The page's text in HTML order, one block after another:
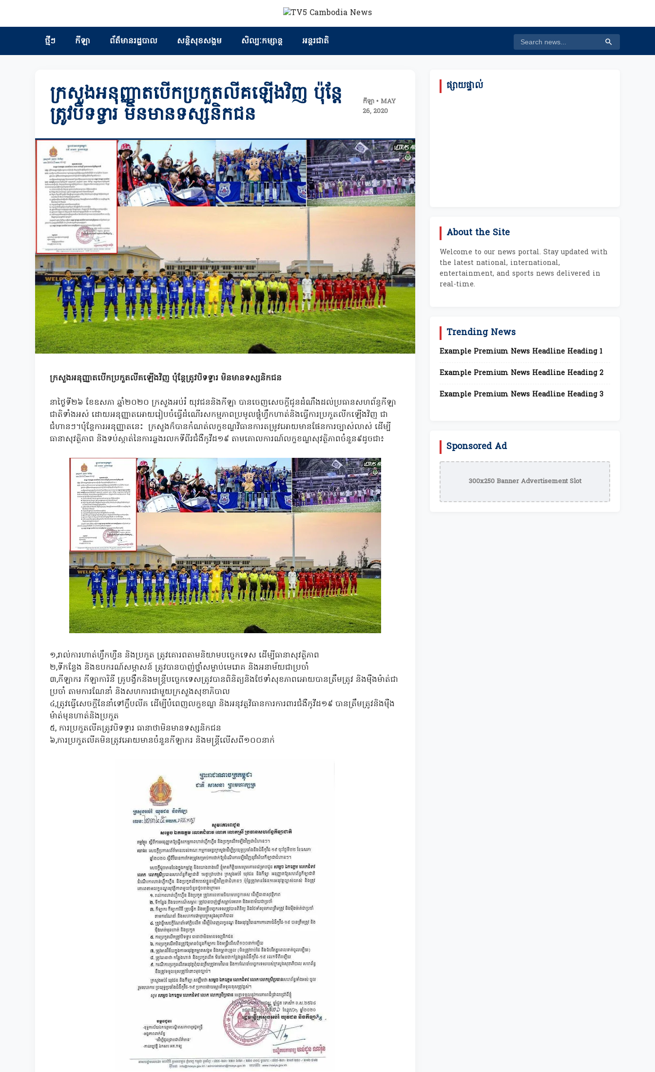
ថ្មីៗ កីឡា ព័ត៏មានរដ្ឋបាល សន្តិសុខសង្គម សិល្បៈកម្សាន្ត អន្តរជាតិ
ក្រសួងអនុញ្ញាតបើកប្រកួតលីគឡើងវិញ ប៉ុន្តែ
ត្រូវបិទទ្វារ មិនមានទស្សនិកជន
កីឡា • MAY
26, 2020
ក្រសួងអនុញ្ញាតបើកប្រកួតលីគឡើងវិញ ប៉ុន្តែត្រូវបិទទ្វារ មិនមានទស្សនិកជន
នាថ្ងៃទី២៦ ខែឧសភា ឆ្នាំ២០២០ ក្រសួងអប់រំ យុវជននិងកីឡា បានចេញសេចក្តីជូនដំណឹងដល់ប្រធានសហព័ន្ធកីឡា
ជាតិទាំងអស់ ដោយអនុញ្ញាតអោយរៀបចំធ្វើដំណើរសកម្មភាពប្រមូលផ្តុំហ្វឹកហាត់និងធ្វើការប្រកួតលីកឡើងវិញ ជា
ជំហានៗ។ប៉ុន្តែការអនុញ្ញាតនេះ ក្រសួងក៏បានកំណត់លក្ខខណ្ឌវិធានការតម្រូវអោយមានផែនការច្បាស់លាស់ ដើម្បី
ធានាសុវត្ថិភាព និងទប់ស្កាត់នៃការឆ្លងរលកទីពីរជំងឺកូវីដ១៩ តាមគោលការណ៍លក្ខខណ្ឌសុវត្ថិភាពចំនួន៩ដូចជា៖
១,រាល់ការហាត់ហ្វឹកហ្វឺន និងប្រកួត ត្រូវគោរពតាមនិយាមបច្ចេកទេស ដើម្បីធានាសុវត្ថិភាព
២,ទីកន្លែង និងឧបករណ៍សម្ភាសន៍ ត្រូវបានបាញ់ថ្នាំសម្លាប់មេរោគ និងអនាម័យជាប្រចាំ
៣,កីឡាករ កីឡាការិនី គ្រូបង្វឹកនិងមន្រ្តីបច្ចេកទេសត្រូវបានពិនិត្យនិងថែទាំសុខភាពអោយបានត្រឹមត្រូវ និងម៉ឺងម៉ាត់ជា
ប្រចាំ តាមការណែនាំ និងសហការជាមួយក្រសួងសុខាភិបាល
៤,ត្រូវធ្វើសេចក្តីនែនាំទៅក្លឹបលីគ ដើម្បីបំពេញលក្ខខណ្ឌ និងអនុវត្តវិធានការការពារជំងឺកូវីដ១៩ បានត្រឹមត្រូវនិងម៉ឺង
ម៉ាត់មុនហាត់និងប្រកួត
៥, ការប្រកួតលីគត្រូវបិទទ្វារ ធានាថាមិនមានទស្សនិកជន
៦,ការប្រកួតលីគមិនត្រូវអោយមានចំនួនកីឡាករ និងមន្រ្តីលើសពី១០០នាក់
ផ្សាយផ្ទាល់
About the Site
Welcome to our news portal. Stay updated with
the latest national, international,
entertainment, and sports news delivered in
real-time.
Trending News
Example Premium News Headline Heading 1
Example Premium News Headline Heading 2
Example Premium News Headline Heading 3
Sponsored Ad
300x250 Banner Advertisement Slot